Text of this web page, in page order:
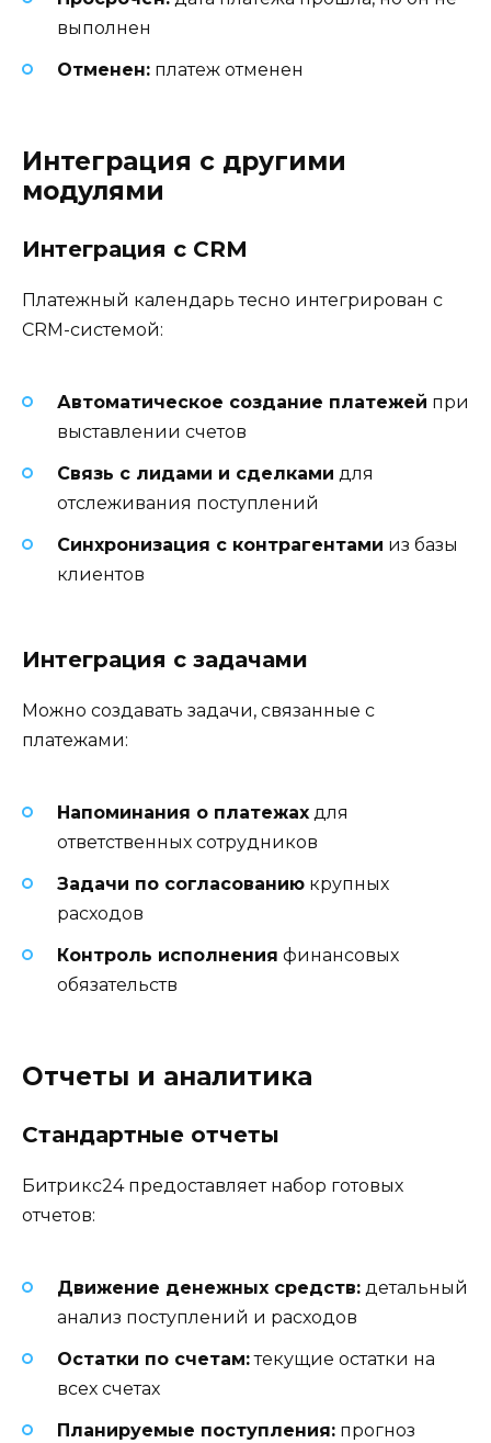
выполнен
Отменен: платеж отменен
Интеграция с другими
модулями
Интеграция с CRM
Платежный календарь тесно интегрирован с
CRM-системой:
Автоматическое создание платежей при
выставлении счетов
Связь с лидами и сделками для
отслеживания поступлений
Синхронизация с контрагентами из базы
клиентов
Интеграция с задачами
Можно создавать задачи, связанные с
платежами:
Напоминания о платежах для
ответственных сотрудников
Задачи по согласованию крупных
расходов
Контроль исполнения финансовых
обязательств
Отчеты и аналитика
Стандартные отчеты
Битрикс24 предоставляет набор готовых
отчетов:
Движение денежных средств: детальный
анализ поступлений и расходов
Остатки по счетам:текущие остатки на
всех счетах
Планируемые поступления: прогноз